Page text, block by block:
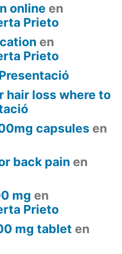
online en
Prieto
en
Prieto
hair loss where to
capsules en
back pain en
mg en
Prieto
mg tablet en